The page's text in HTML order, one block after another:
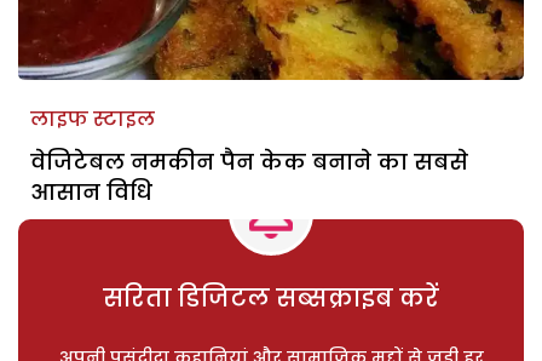
लाइफ स्टाइल
वेजिटेबल नमकीन पैन केक बनाने का सबसे
आसान विधि
सरिता डिजिटल सब्सक्राइब करें